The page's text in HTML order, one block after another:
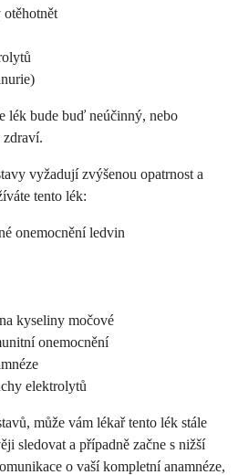
lék bude buď neúčinný, nebo
zdraví.
vyžadují zvýšenou opatrnost a
tento lék:
onemocnění ledvin
kyseliny močové
onemocnění
elektrolytů
může vám lékař tento lék stále
sledovat a případně začne s nižší
o vaší kompletní anamnéze,